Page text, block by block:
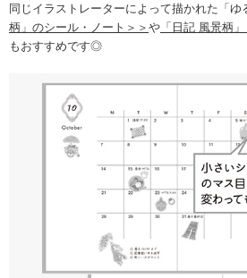
同じイラストレーターによって描かれた「ゆ
柄」のシール・ノート＞＞ や 「日記 風景柄」
もおすすめです◎